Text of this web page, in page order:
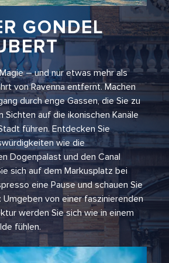
GONDEL
– und nur etwas mehr als
von Ravenna entfernt. Machen
durch enge Gassen, die Sie zu
Sichten auf die ikonischen Kanäle
führen. Entdecken Sie
wie die
Dogenpalast und den Canal
sich auf dem Markusplatz bei
eine Pause und schauen Sie
Umgeben von einer faszinierenden
werden Sie sich wie in einem
fühlen.